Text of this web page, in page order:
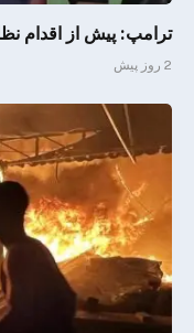
ترامپ: پیش از اقدام
2 روز پیش